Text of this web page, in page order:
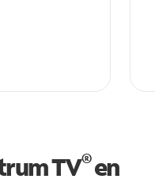
TV®en